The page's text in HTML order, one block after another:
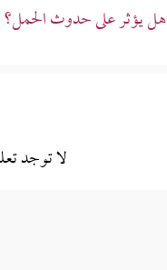
يؤثر على حدوث الحمل؟
لا توجد